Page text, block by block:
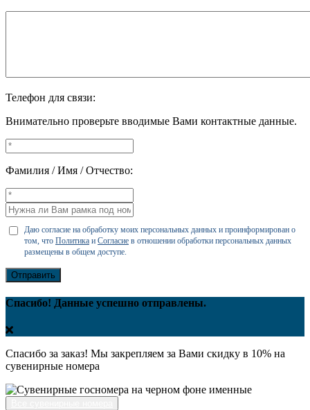
Телефон для связи:
Внимательно проверьте вводимые Вами контактные данные.
Фамилия / Имя / Отчество:
Даю согласие на обработку моих персональных данных и проинформирован о
том, что Политика и Согласие в отношении обработки персональных данных
размещены в общем доступе.
Отправить
Спасибо! Данные успешно отправлены.
Спасибо за заказ! Мы закрепляем за Вами скидку в 10% на
сувенирные номера